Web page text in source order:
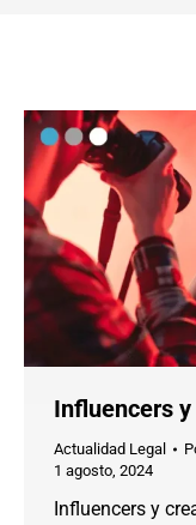
Influencers
Actualidad Legal
1 agosto, 2024
Influencers y